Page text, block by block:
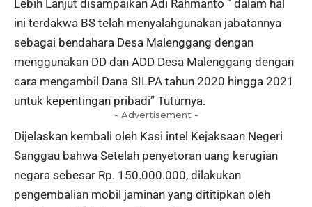
Lebih Lanjut disampaikan Adi Rahmanto ” dalam hal
ini terdakwa BS telah menyalahgunakan jabatannya
sebagai bendahara Desa Malenggang dengan
menggunakan DD dan ADD Desa Malenggang dengan
cara mengambil Dana SILPA tahun 2020 hingga 2021
untuk kepentingan pribadi” Tuturnya.
- Advertisement -
Dijelaskan kembali oleh Kasi intel Kejaksaan Negeri
Sanggau bahwa Setelah penyetoran uang kerugian
negara sebesar Rp. 150.000.000, dilakukan
pengembalian mobil jaminan yang dititipkan oleh